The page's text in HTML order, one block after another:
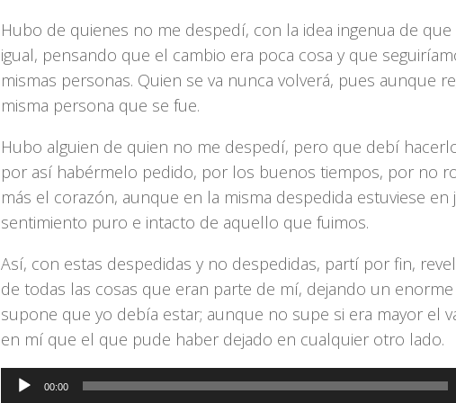
Hubo de quienes no me despedí, con la idea ingenua de
igual, pensando que el cambio era poca cosa y que
mismas personas. Quien se va nunca volverá, pues aunque
misma persona que se fue.
Hubo alguien de quien no me despedí, pero que debí
por así habérmelo pedido, por los buenos tiempos, por no
más el corazón, aunque en la misma despedida estuviese
sentimiento puro e intacto de aquello que fuimos.
Así, con estas despedidas y no despedidas, partí por fin,
de todas las cosas que eran parte de mí, dejando un
supone que yo debía estar; aunque no supe si era mayor el
en mí que el que pude haber dejado en cualquier otro lado.
Audio
00:00